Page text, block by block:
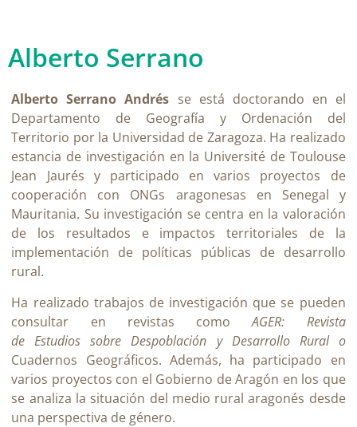
Alberto Serrano
Alberto Serrano Andrés se está doctorando en el
Departamento de Geografía y Ordenación del
Territorio por la Universidad de Zaragoza. Ha realizado
estancia de investigación en la Université de Toulouse
Jean Jaurés y participado en varios proyectos de
cooperación con ONGs aragonesas en Senegal y
Mauritania. Su investigación se centra en la valoración
de los resultados e impactos territoriales de la
implementación de políticas públicas de desarrollo
rural.
Ha realizado trabajos de investigación que se pueden
consultar en revistas comoAGER: Revista
de Estudios sobre Despoblación y Desarrollo Rural o
Cuadernos Geográficos. Además, ha participado en
varios proyectos con el Gobierno de Aragón en los que
se analiza la situación del medio rural aragonés desde
una perspectiva de género.